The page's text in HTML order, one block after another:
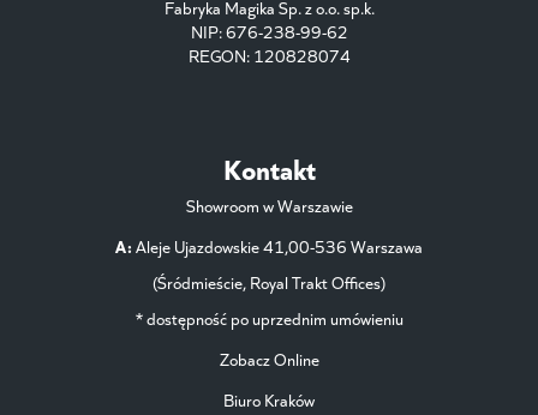
Fabryka Magika Sp. z o.o. sp.k.
NIP: 676-238-99-62
REGON: 120828074
Kontakt
Showroom w Warszawie
A: Aleje Ujazdowskie 41,00-536 Warszawa
(Śródmieście, Royal Trakt Offices)
* dostępność po uprzednim umówieniu
Zobacz Online
Biuro Kraków